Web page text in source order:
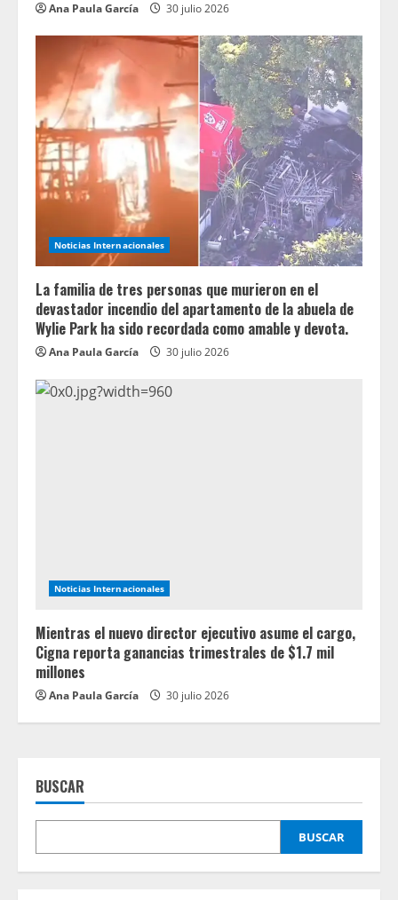
Ana Paula García 30 julio 2026
Noticias Internacionales
La familia de tres personas que murieron en el
devastador incendio del apartamento de la abuela de
Wylie Park ha sido recordada como amable y devota.
Ana Paula García 30 julio 2026
Noticias Internacionales
Mientras el nuevo director ejecutivo asume el cargo,
Cigna reporta ganancias trimestrales de $1.7 mil
millones
Ana Paula García 30 julio 2026
BUSCAR
BUSCAR